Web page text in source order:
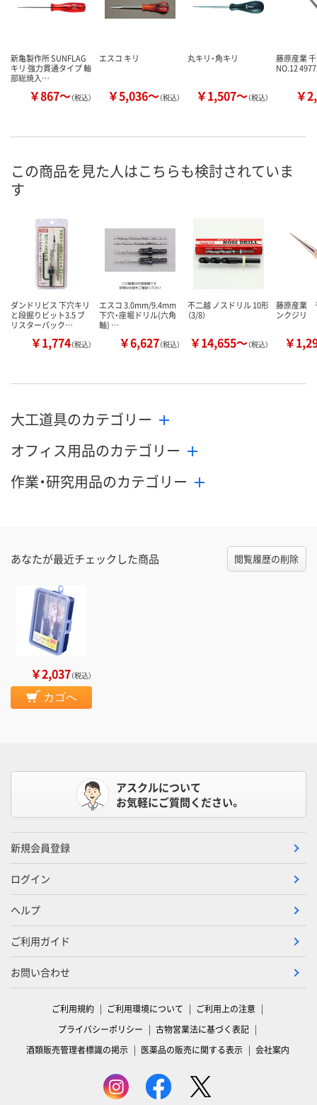
新亀製作所 SUNFLAG
キリ 強力貫通タイプ 軸
部総焼入…
￥867～（税込）
エスコ キリ
￥5,036～（税込）
丸キリ・角キリ
￥1,507～（税込）
藤原産業
NO.12
￥
この商品を見た人はこちらも検討されていま
す
ダンドリビス 下穴キリ
と段掘りビット3.5 ブ
リスターパック…
￥1,774（税込）
エスコ 3.0mm/9.4mm
下穴・座堀ドリル(六角
軸) …
￥6,627（税込）
不二越 ノスドリル 10形
（3/8）
￥14,655～（税込）
藤原産業
ンクジリ
￥
大工道具のカテゴリー
オフィス用品のカテゴリー
作業・研究用品のカテゴリー
あなたが最近チェックした商品 閲覧履歴の削除
￥2,037（税込）
カゴへ
アスクルについて
お気軽にご質問ください。
新規会員登録
ログイン
ヘルプ
ご利用ガイド
お問い合わせ
ご利用規約 ご利用環境について
ご利用上の注意
プライバシーポリシー
古物営業法に基づく表記
酒類販売管理者標識の掲示
医薬品の販売に関する表示 会社案内